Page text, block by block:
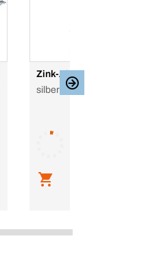
Zink-Aluspray Premium
silbergrau, 400 ml